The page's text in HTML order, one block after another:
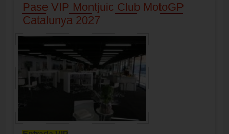
Pase VIP Montjuic Club MotoGP
Catalunya 2027